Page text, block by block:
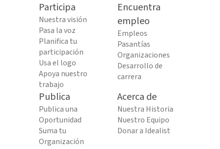
Participa
Nuestra visión
Pasa la voz
Planifica tu
participación
Usa el logo
Apoya nuestro
trabajo
Encuentra
empleo
Empleos
Pasantías
Organizaciones
Desarrollo de
carrera
Publica
Publica una
Oportunidad
Suma tu
Organización
Acerca de
Nuestra Historia
Nuestro Equipo
Donar a Idealist